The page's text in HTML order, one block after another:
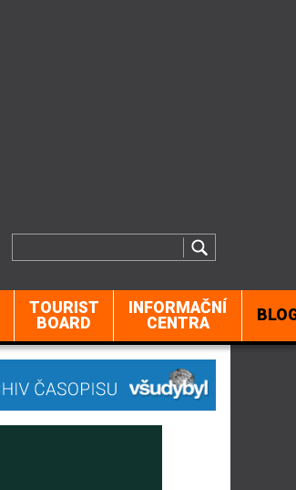
TOURIST
BOARD
INFORMAČNÍ
CENTRA